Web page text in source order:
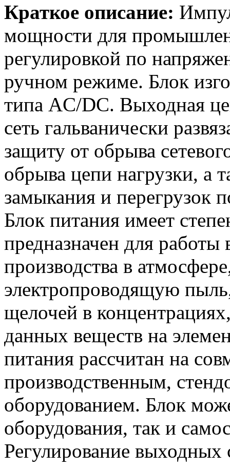
Краткое описание:
мощности для
регулировкой по
ручном режиме. Блок
типа AC/DC. Выходная
сеть гальванически
защиту от обрыва
обрыва цепи нагрузки, а
замыкания и перегрузок
Блок питания имеет
предназначен для
производства в
электропроводящую
щелочей в
данных веществ на
питания рассчитан на
производственным,
оборудованием. Блок
оборудования, так и
Регулирование выходных